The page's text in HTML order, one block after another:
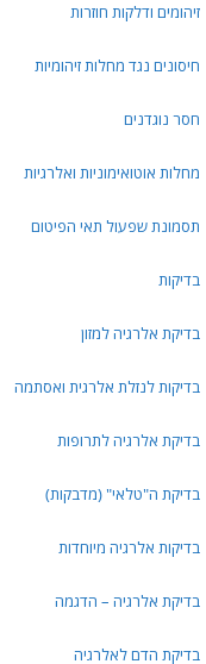
זיהומים ודלקות חוזרות
חיסונים נגד מחלות זיהומיות
חסר נוגדנים
מחלות אוטואימוניות ואלרגיות
תסמונת שפעול תאי הפיטום
בדיקות
בדיקת אלרגיה למזון
בדיקות לנזלת אלרגית ואסתמה
בדיקת אלרגיה לתרופות
בדיקת ה"טלאי" (מדבקות)
בדיקות אלרגיה מיוחדות
בדיקת אלרגיה – הדגמה
בדיקת הדם לאלרגיה